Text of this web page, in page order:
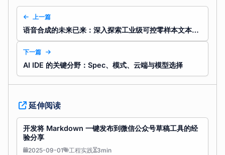
上一篇
语音合成的未来已来：深入探索工业级可控零样本文本到语音系统 Index TTS！
下一篇
AI IDE 的关键分野：Spec、模式、云端与模型选择
延伸阅读
开发将 Markdown 一键发布到微信公众号草稿工具的经
验分享
2025-09-01 工程实践 3min